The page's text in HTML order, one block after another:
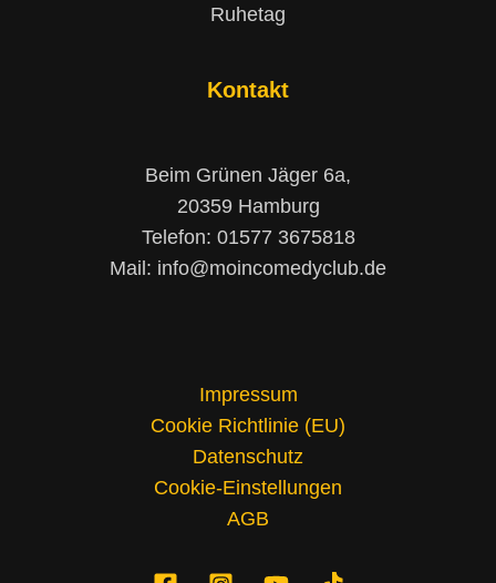
Ruhetag
Kontakt
Beim Grünen Jäger 6a,
20359 Hamburg
Telefon: 01577 3675818
Mail: info@moincomedyclub.de
Impressum
Cookie Richtlinie (EU)
Datenschutz
Cookie-Einstellungen
AGB